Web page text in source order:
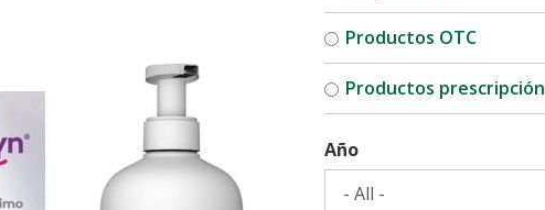
Productos OTC
Productos prescripción
Año